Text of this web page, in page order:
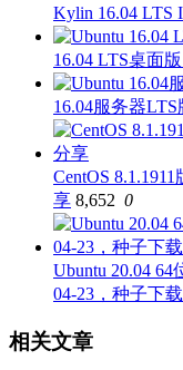
Kylin 16.04 LTS
16.04 LTS桌面
16.04服务器
CentOS
享 8,652 0
Ubuntu 20.04
04-23，种子下
相关文章